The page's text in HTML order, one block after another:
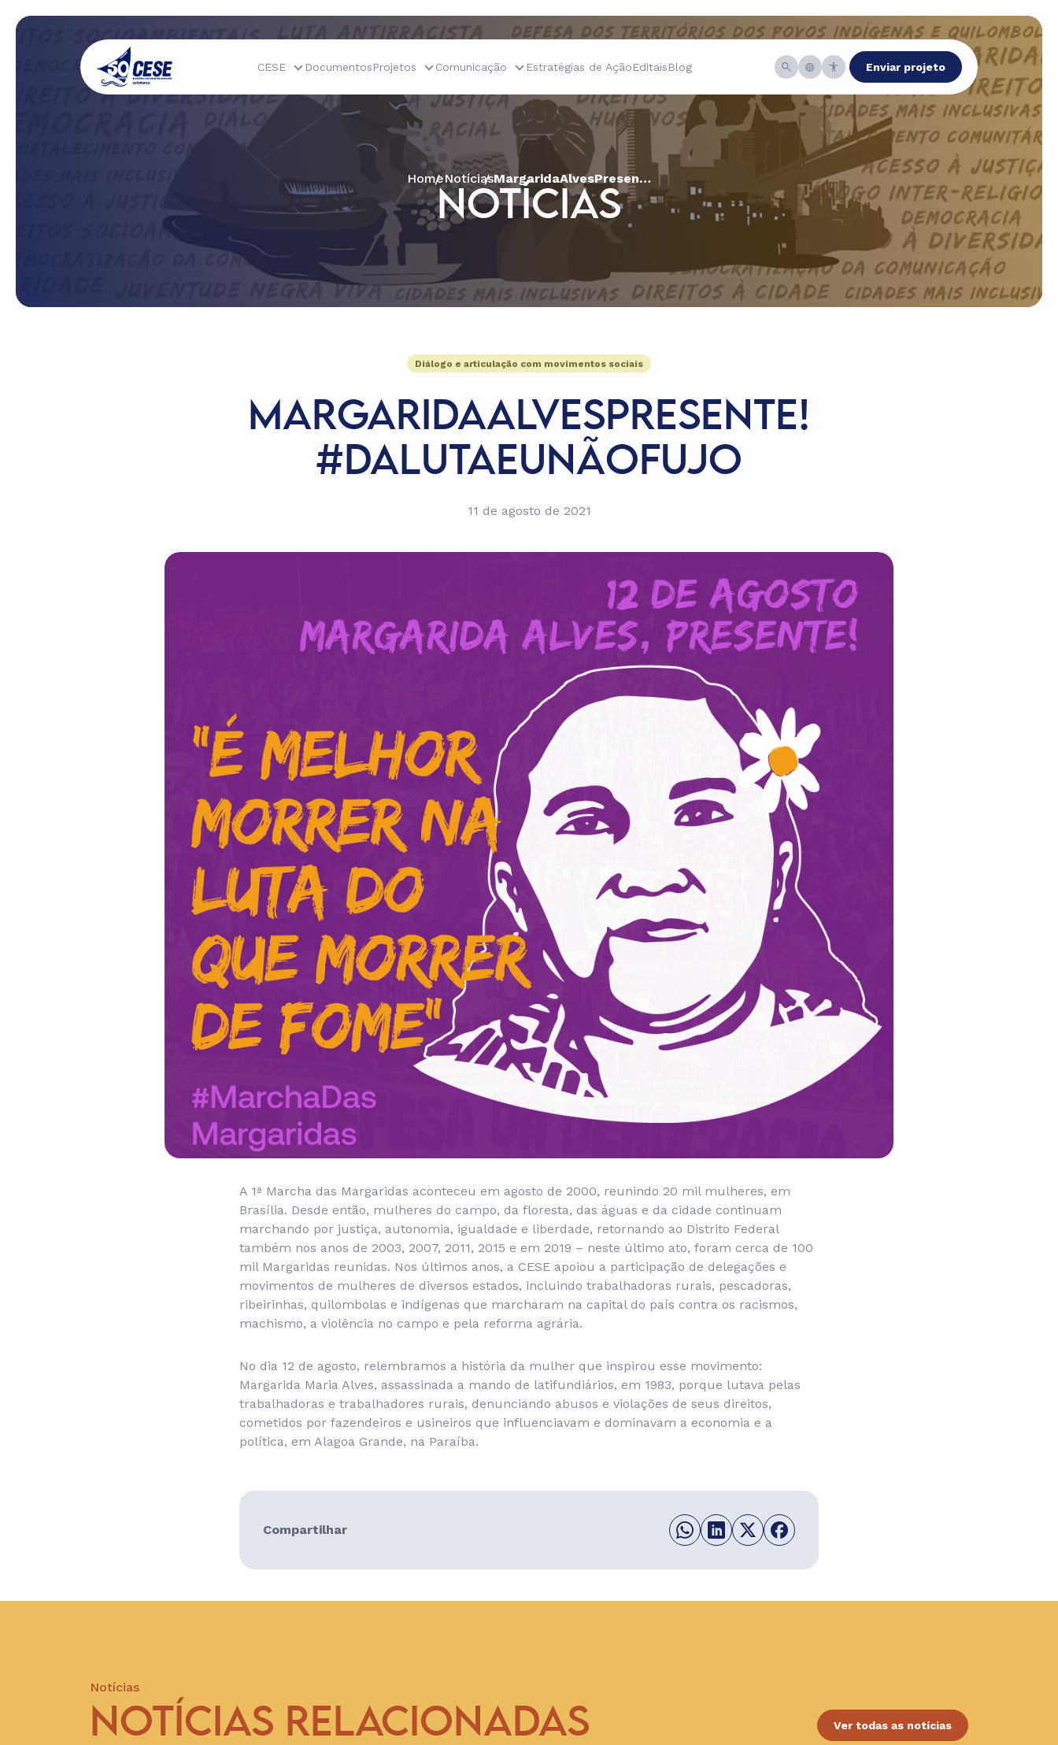
CESE DocumentosProjetos Comunicação Estratégias de AçãoEditaisBlog Enviar projeto
HomeNotícias MargaridaAlvesPresente! #DaLutaeunãofujo
NOTÍCIAS
Diálogo e articulação com movimentos sociais
MARGARIDAALVESPRESENTE!
#DALUTAEUNÃOFUJO
11 de agosto de 2021
A 1ª Marcha das Margaridas aconteceu em agosto de 2000, reunindo 20 mil mulheres, em
Brasília. Desde então, mulheres do campo, da floresta, das águas e da cidade continuam
marchando por justiça, autonomia, igualdade e liberdade, retornando ao Distrito Federal
também nos anos de 2003, 2007, 2011, 2015 e em 2019 – neste último ato, foram cerca de 100
mil Margaridas reunidas. Nos últimos anos, a CESE apoiou a participação de delegações e
movimentos de mulheres de diversos estados, incluindo trabalhadoras rurais, pescadoras,
ribeirinhas, quilombolas e indígenas que marcharam na capital do país contra os racismos,
machismo, a violência no campo e pela reforma agrária.
No dia 12 de agosto, relembramos a história da mulher que inspirou esse movimento:
Margarida Maria Alves, assassinada a mando de latifundiários, em 1983, porque lutava pelas
trabalhadoras e trabalhadores rurais, denunciando abusos e violações de seus direitos,
cometidos por fazendeiros e usineiros que influenciavam e dominavam a economia e a
política, em Alagoa Grande, na Paraíba.
Compartilhar
Notícias
NOTÍCIAS RELACIONADAS Ver todas as notícias